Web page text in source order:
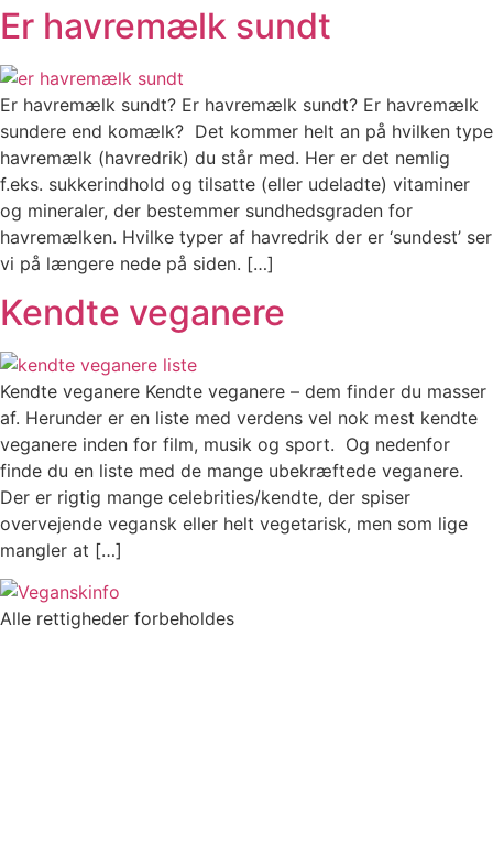
Er havremælk sundt
Er havremælk sundt? Er havremælk sundt? Er havremælk
sundere end komælk? Det kommer helt an på hvilken type
havremælk (havredrik) du står med. Her er det nemlig
f.eks. sukkerindhold og tilsatte (eller udeladte) vitaminer
og mineraler, der bestemmer sundhedsgraden for
havremælken. Hvilke typer af havredrik der er ‘sundest’ ser
vi på længere nede på siden. […]
Kendte veganere
Kendte veganere Kendte veganere – dem finder du masser
af. Herunder er en liste med verdens vel nok mest kendte
veganere inden for film, musik og sport. Og nedenfor
finde du en liste med de mange ubekræftede veganere.
Der er rigtig mange celebrities/kendte, der spiser
overvejende vegansk eller helt vegetarisk, men som lige
mangler at […]
Alle rettigheder forbeholdes